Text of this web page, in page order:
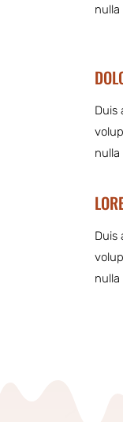
nulla
Duis
nulla
Duis
nulla